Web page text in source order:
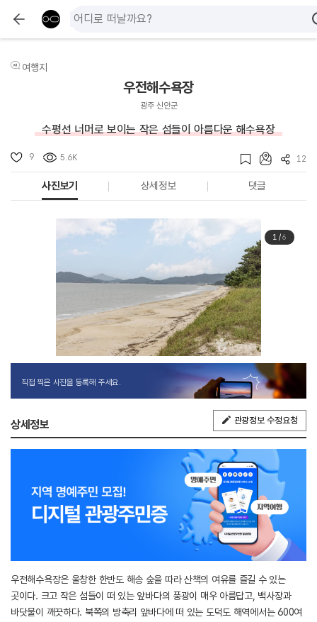
여행지
우전해수욕장
광주 신안군
수평선 너머로 보이는 작은 섬들이 아름다운 해수욕장
9 5.6K 12
사진보기 상세정보 댓글
1/6
직접 찍은 사진을 등록해 주세요.
상세정보 관광정보 수정요청
우전해수욕장은 울창한 한반도 해송 숲을 따라 산책의 여유를 즐길 수 있는
곳이다. 크고 작은 섬들이 떠 있는 앞바다의 풍광이 매우 아름답고, 백사장과
바닷물이 깨끗하다. 북쪽의 방축리 앞바다에 떠 있는 도덕도 해역에서는 600여